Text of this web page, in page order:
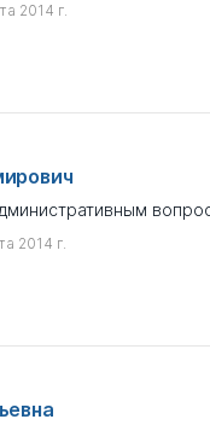
2014 г.
2014 г.